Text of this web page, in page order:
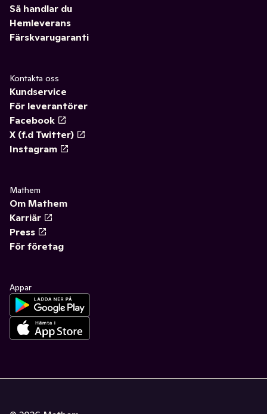
Så handlar du
Hemleverans
Färskvarugaranti
Kontakta oss
Kundservice
För leverantörer
Facebook
X (f.d Twitter)
Instagram
Mathem
Om Mathem
Karriär
Press
För företag
Appar